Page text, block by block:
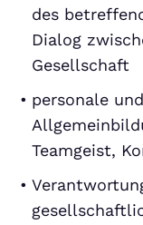
des
Dialog
Gesellschaft
personale
Teamgeist,